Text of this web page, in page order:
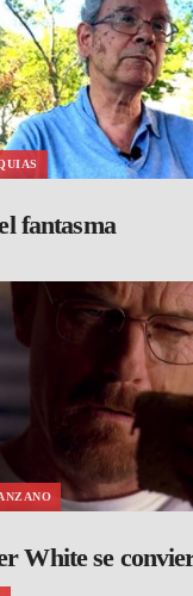
fantasma
White se